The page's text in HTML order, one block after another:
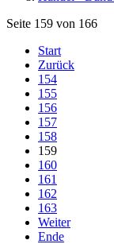
Seite 159 von 166
Start
Zurück
154
155
156
157
158
159
160
161
162
163
Weiter
Ende